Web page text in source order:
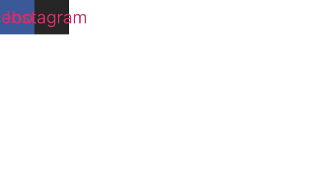
para
Instagram